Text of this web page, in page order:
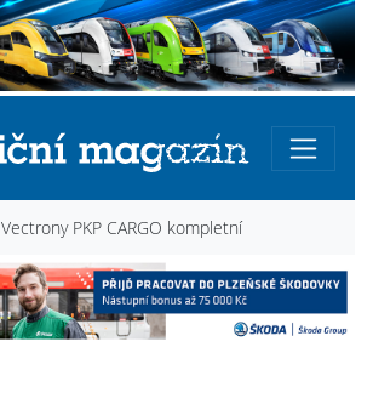
Vectrony PKP CARGO kompletní